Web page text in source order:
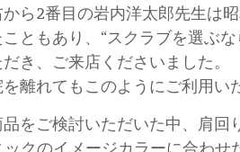
から2番目の岩内洋太郎先生は
ともあり、“スクラブを選ぶ
き、ご来店くださいました。
離れてもこのようにご利用い
をご検討いただいた中、肩
クのイメージカラーに合わせ